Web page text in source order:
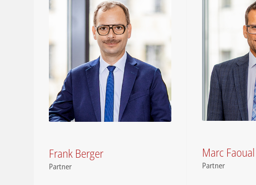
Frank Berger
Partner
Marc Faoual
Partner